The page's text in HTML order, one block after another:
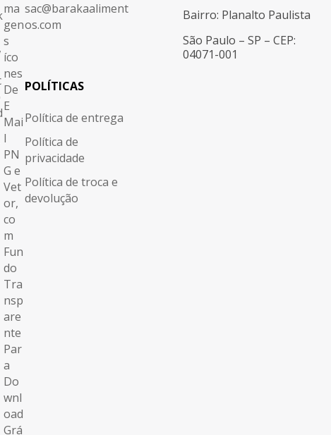
sac@barakaaliment
os.com
POLÍTICAS
Política de entrega
Política de
privacidade
Política de troca e
devolução
Bairro: Planalto Paulista
São Paulo – SP – CEP:
04071-001